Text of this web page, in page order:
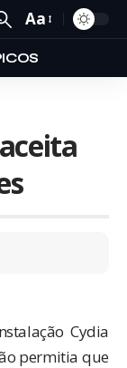
Aa
Cydia
permitia que